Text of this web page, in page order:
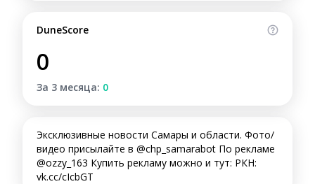
DuneScore
0
За 3 месяца: 0
Эксклюзивные новости Самары и области. Фото/
видео присылайте в @chp_samarabot По рекламе
@ozzy_163 Купить рекламу можно и тут: РКН:
vk.cc/cIcbGT